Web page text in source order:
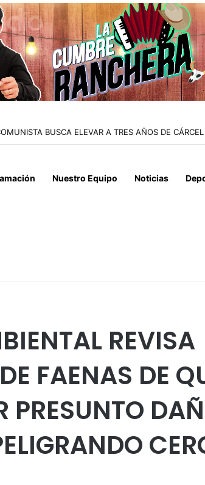
Y MUNICIPIO DE IQUIQUE SACAN DE
Nuestro Equipo Noticias
REVISA
FAENAS DE
PRESUNTO